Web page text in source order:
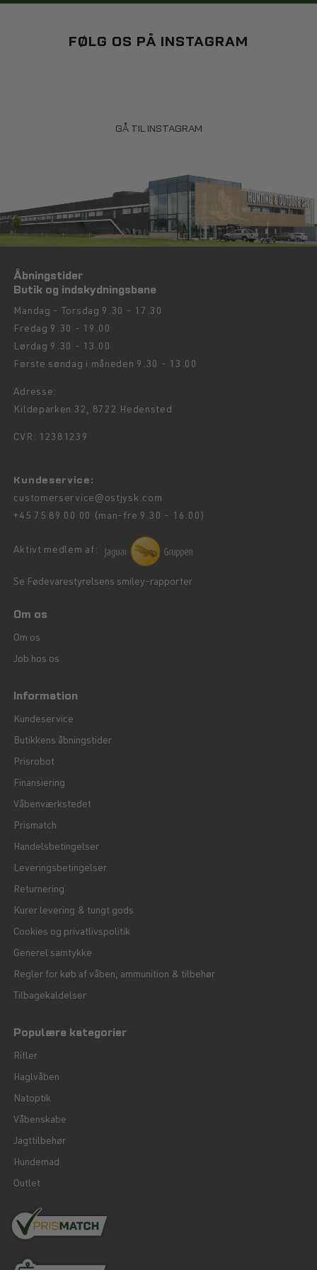
tilbyder vi damemodeller af pandebånd i et stilfuldt udvalg af farver
stil. Du kan nemt matche det med din øvrige påklædning og skabe et
FØLG OS PÅ INSTAGRAM
GÅ TIL INSTAGRAM
Åbningstider
Butik og indskydningsbane
Mandag - Torsdag 9.30 - 17.30
Fredag 9.30 - 19.00
Lørdag 9.30 - 13.00
Første søndag i måneden 9.30 - 13.00
Adresse:
Kildeparken 32, 8722 Hedensted
CVR: 12381239
Kundeservice:
customerservice@ostjysk.com
+45 75 89 00 00 (man-fre 9.30 - 16.00)
Aktivt medlem af:
Se Fødevarestyrelsens smiley-rapporter
Om os
Om os
Job hos os
Information
Kundeservice
Butikkens åbningstider
Prisrobot
Finansiering
Våbenværkstedet
Prismatch
Handelsbetingelser
Leveringsbetingelser
Returnering
Kurer levering & tungt gods
Cookies og privatlivspolitik
Generel samtykke
Regler for køb af våben, ammunition & tilbehør
Tilbagekaldelser
Populære kategorier
Rifler
Haglvåben
Natoptik
Våbenskabe
Jagttilbehør
Hundemad
Outlet